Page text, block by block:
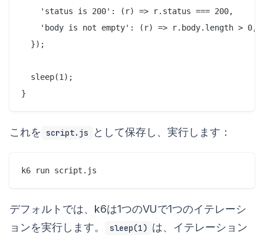
    'status is 200': (r) => r.status === 200,
    'body is not empty': (r) => r.body.length > 0,
  });
  sleep(1);
これを script.js として保存し、実行します：
デフォルトでは、k6は1つのVUで1つのイテレーシ
ョンを実行します。
sleep(1) は、イテレーション